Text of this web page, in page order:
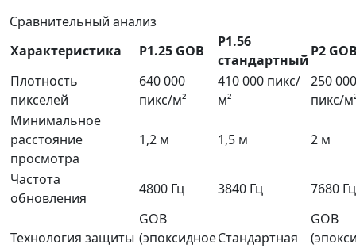
Сравнительный анализ
Характеристика
P1.25 GOB
P1.56
стандартный
P2
Плотность
пикселей
640 000
пикс/м²
410 000 пикс/
м²
250 000
пикс/
Минимальное
расстояние
просмотра
1,2 м 1,5 м 2 м
Частота
обновления
4800 Гц 3840 Гц 7680 Гц
Технология защиты
GOB
(эпоксидноеСтандартная
GOB